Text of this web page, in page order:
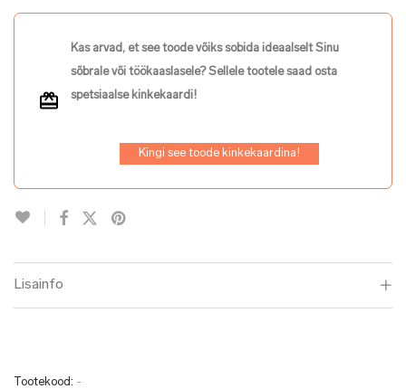
Kas arvad, et see toode võiks sobida ideaalselt Sinu
sõbrale või töökaaslasele? Sellele tootele saad osta
spetsiaalse kinkekaardi!
Kingi see toode kinkekaardina!
Lisainfo
Tootekood: -